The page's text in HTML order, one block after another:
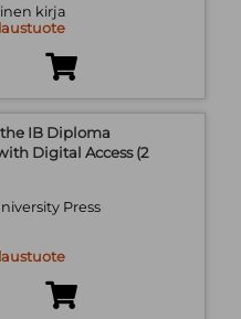
kirja
IB Diploma
Digital Access (2
Press